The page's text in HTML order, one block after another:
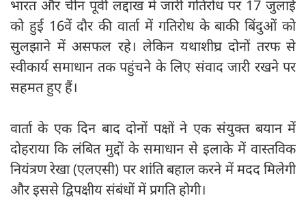
भारत और चीन पूर्वी लद्दाख में जारी गतिरोध पर 17 जुलाई
को हुई 16वें दौर की वार्ता में गतिरोध के बाकी बिंदुओं को
सुलझाने में असफल रहे। लेकिन यथाशीघ्र दोनों तरफ से
स्वीकार्य समाधान तक पहुंचने के लिए संवाद जारी रखने पर
सहमत हुए हैं।
वार्ता के एक दिन बाद दोनों पक्षों ने एक संयुक्त बयान में
दोहराया कि लंबित मुद्दों के समाधान से इलाके में वास्तविक
नियंत्रण रेखा (एलएसी) पर शांति बहाल करने में मदद मिलेगी
और इससे द्विपक्षीय संबंधों में प्रगति होगी।